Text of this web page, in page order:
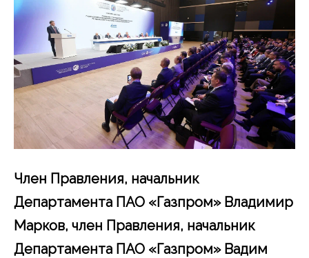
Член Правления, начальник
Департамента ПАО «Газпром» Владимир
Марков, член Правления, начальник
Департамента ПАО «Газпром» Вадим